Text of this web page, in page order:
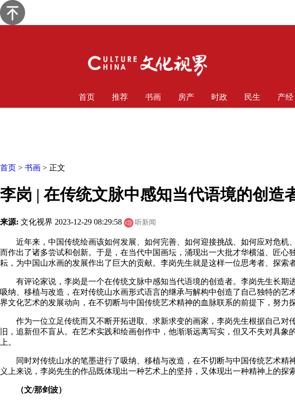
首页 推荐 书画 房产 时政 民生 产经
首页 > 书画 > 正文
李岗 | 在传统文脉中感知当代语境的创造
来源: 文化视界 2023-12-29 08:29:58 听新闻
近年来，中国传统绘画该如何发展、如何完善、如何迎接挑战、如何应对危
而作出了诸多尝试和创新。于是，在当代中国画坛，涌现出一大批才华横溢、匠
耘，为中国山水画的发展作出了巨大的贡献。李岗先生就是这样一位思考者、探索
有评论家说，李岗是一个在传统文脉中感知当代语境的创造者。李岗先生长期
吸纳、移植与改造，在对传统山水画形式语言的继承与解构中创造了自己独特的
界文化艺术的发展动向，在不切断与中国传统艺术精神的血脉联系的前提下，努力
作为一位立足传统而又不断开拓进取、求新求变的画家，李岗先生根据自己对
旧，追新但不盲从。在艺术实践和绘画创作中，他渐渐远离写实，但又不失对具
上。
同时对传统山水的笔墨进行了吸纳、移植与改造，在不切断与中国传统艺术精
义上来说，李岗先生的作品既体现出一种艺术上的坚持，又体现出一种精神上的
（文/那剑波）